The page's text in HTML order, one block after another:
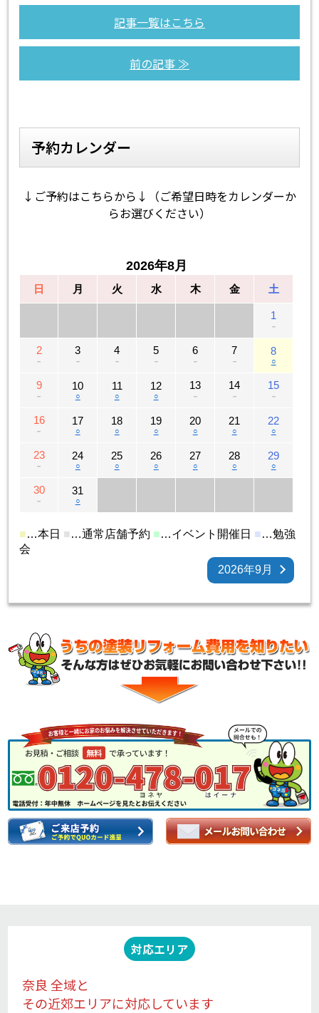
記事一覧はこちら
前の記事 ≫
予約カレンダー
↓ご予約はこちらから↓（ご希望日時をカレンダーか
らお選びください）
2026年8月
日 月 火 水 木 金 土
1
－
2
－
3
－
4
－
5
－
6
－
7
－
8
○
9
－
10
○
11
○
12
○
13
－
14
－
15
－
16
－
17
○
18
○
19
○
20
○
21
○
22
○
23
－
24
○
25
○
26
○
27
○
28
○
29
○
30
－
31
○
■…本日 ■ …通常店舗予約 ■…イベント開催日 ■…勉強
会
2026年9月
対応エリア
奈良 全域と
その近郊エリアに対応しています